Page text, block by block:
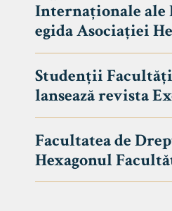
UNIVERSITATEA
DE
Internaționale ale
egida Asociației
Studenții
lansează revista
Facultatea de
Hexagonul